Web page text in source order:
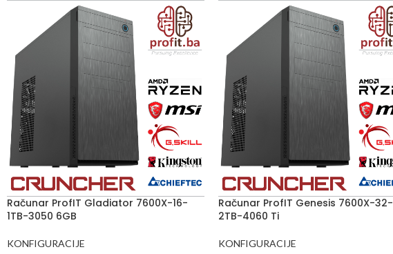
Računar ProfIT Gladiator 7600X-16-
1TB-3050 6GB
KONFIGURACIJE
Računar ProfIT Genesis 7600X-32-
2TB-4060 Ti
KONFIGURACIJE